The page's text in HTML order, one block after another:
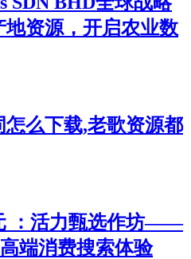
资源，开启农业数
么下载,老歌资源都
：活力甄选作坊——
端消费搜索体验